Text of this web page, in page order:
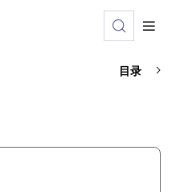
index is
目录